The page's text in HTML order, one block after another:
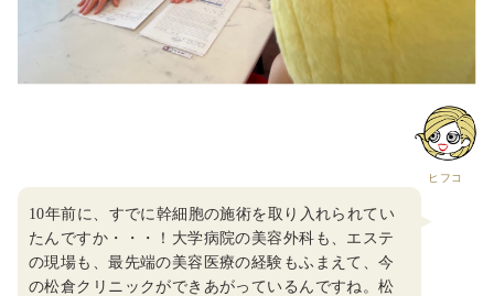
ヒフコ
10年前に、すでに幹細胞の施術を取り入れられてい
たんですか・・・！大学病院の美容外科も、エステ
の現場も、最先端の美容医療の経験もふまえて、今
の松倉クリニックができあがっているんですね。松